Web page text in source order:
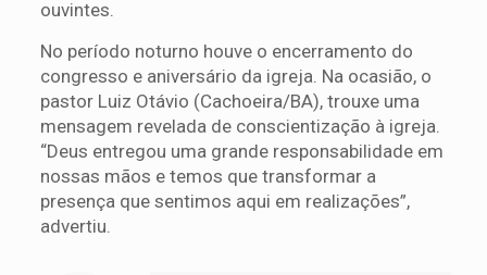
ouvintes.
No período noturno houve o encerramento do
congresso e aniversário da igreja. Na ocasião, o
pastor Luiz Otávio (Cachoeira/BA), trouxe uma
mensagem revelada de conscientização à igreja.
“Deus entregou uma grande responsabilidade em
nossas mãos e temos que transformar a
presença que sentimos aqui em realizações”,
advertiu.